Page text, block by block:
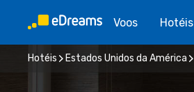
Voos Hotéis
Hotéis Estados Unidos da América